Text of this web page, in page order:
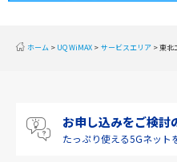
九州・沖縄
ホーム UQ WiMAX サービスエリア 東北
お申し込みをご検討
たっぷり使える5Gネット